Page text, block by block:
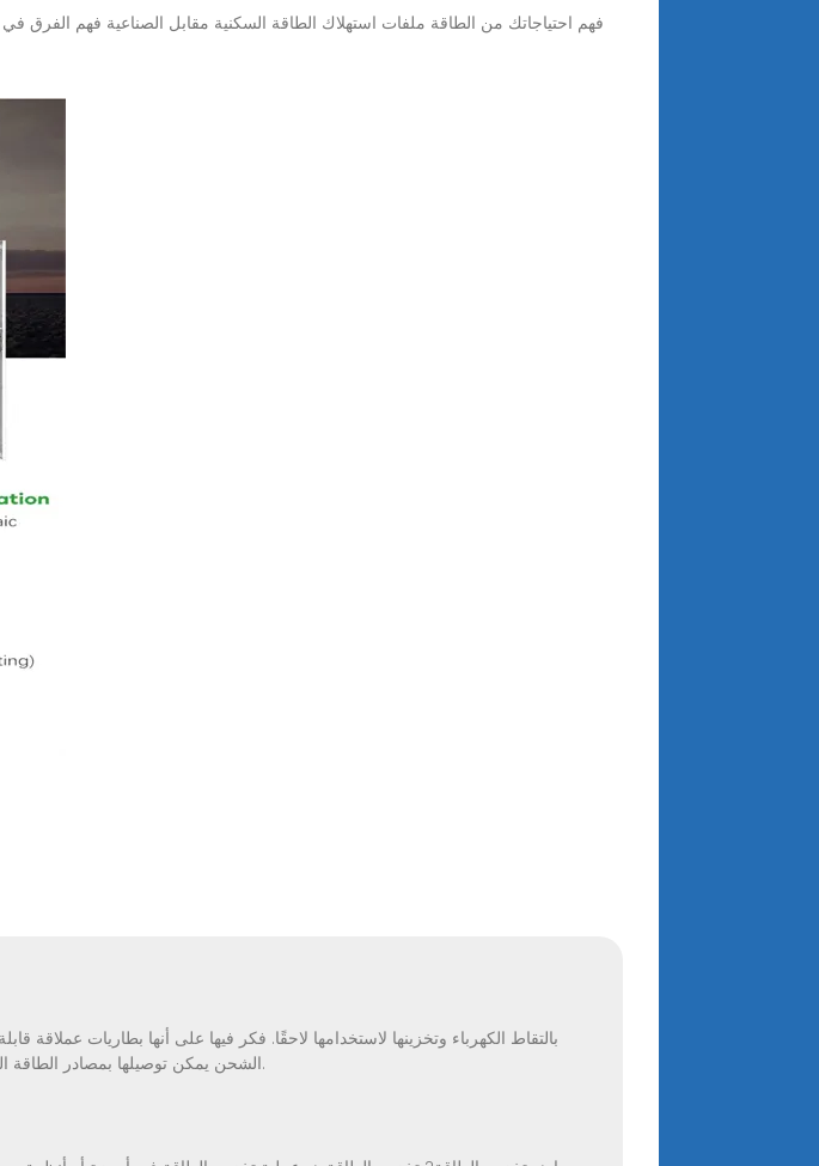
فهم احتياجاتك من الطاقة ملفات استهلاك الطاقة السكنية مقابل الصناعية فهم الفرق
الشحن يمكن توصيلها بمصادر الطاقة المتجددة مثل الألواح الشمسية أو توربينات الرياح، أو حتى الشبكة الكهربائية التقليدية.